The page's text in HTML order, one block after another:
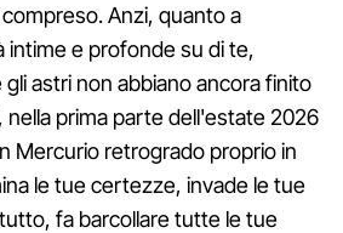
Anzi, quanto a
e profonde su di te,
astri non abbiano ancora finito
nella prima parte dell'estate 2026
Mercurio retrogrado proprio in
le tue certezze, invade le tue
fa barcollare tutte le tue